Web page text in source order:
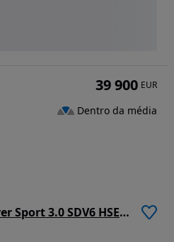
Land Rover Range Rover Sport 3.0 SDV6 HSE Dynamic
39 900 EUR
Dentro da média